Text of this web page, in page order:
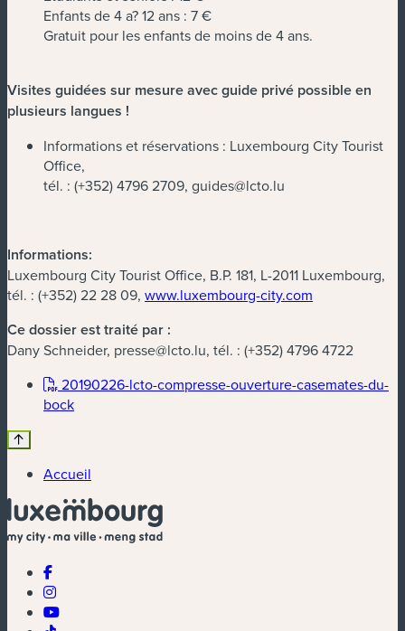
Enfants de 4 a? 12 ans : 7 €
Gratuit pour les enfants de moins de 4 ans.
Visites guidées sur mesure avec guide privé possible en
plusieurs langues !
Informations et réservations : Luxembourg City Tourist
Office,
tél. : (+352) 4796 2709, guides@lcto.lu
Informations:
Luxembourg City Tourist Office, B.P. 181, L-2011 Luxembourg,
tél. : (+352) 22 28 09, www.luxembourg-city.com
Ce dossier est traité par :
Dany Schneider, presse@lcto.lu, tél. : (+352) 4796 4722
20190226-lcto-compresse-ouverture-casemates-du-
bock(nouvelle fenêtre)
Accueil